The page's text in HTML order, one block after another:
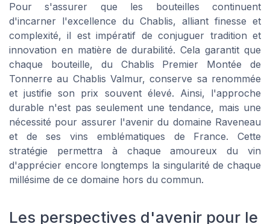
Pour s'assurer que les bouteilles continuent
d'incarner l'excellence du Chablis, alliant finesse et
complexité, il est impératif de conjuguer tradition et
innovation en matière de durabilité. Cela garantit que
chaque bouteille, du Chablis Premier Montée de
Tonnerre au Chablis Valmur, conserve sa renommée
et justifie son prix souvent élevé. Ainsi, l'approche
durable n'est pas seulement une tendance, mais une
nécessité pour assurer l'avenir du domaine Raveneau
et de ses vins emblématiques de France. Cette
stratégie permettra à chaque amoureux du vin
d'apprécier encore longtemps la singularité de chaque
millésime de ce domaine hors du commun.
Les perspectives d'avenir pour le